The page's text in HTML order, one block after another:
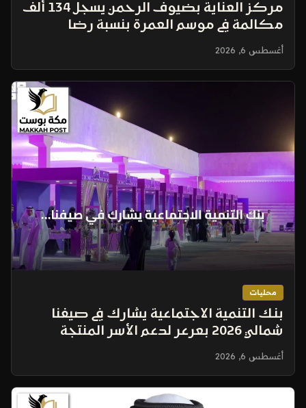
مركز العناية بضيوف الرحمن يسجل 134 ألف
مكالمة في موسم العمرة بنسبة رضا
91.45%
أغسطس 6, 2026
محليات
بنك التنمية الاجتماعية يشارك في صيفنا
شمالي 2026 بعرعر لدعم الأسر المنتجة
وريادة الأعمال
أغسطس 6, 2026